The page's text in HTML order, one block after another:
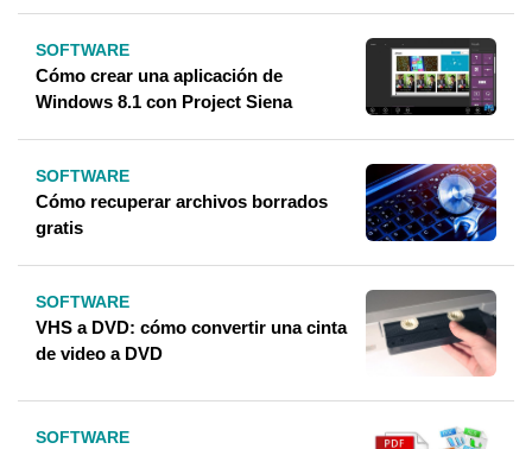
SOFTWARE
Cómo crear una aplicación de
Windows 8.1 con Project Siena
SOFTWARE
Cómo recuperar archivos borrados
gratis
SOFTWARE
VHS a DVD: cómo convertir una cinta
de video a DVD
SOFTWARE